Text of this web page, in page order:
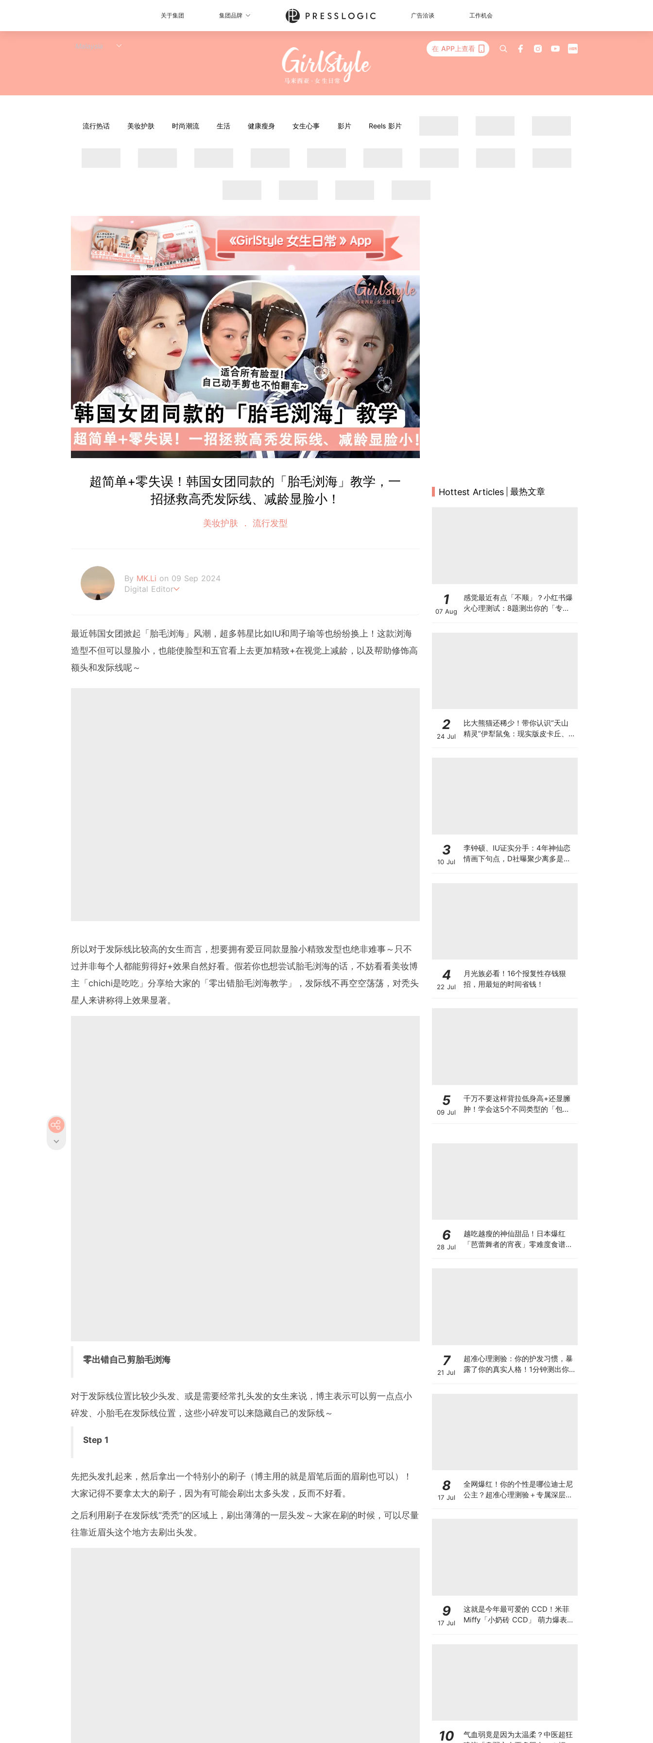
关于集团 集团品牌 广告洽谈 工作机会
在 APP上查看
流行热话 美妆护肤 时尚潮流 生活 健康瘦身 女生心事 影片 Reels 影片
超简单+零失误！韩国女团同款的「胎毛浏海」教学，一
招拯救高秃发际线、减龄显脸小！
美妆护肤 流行发型
By MK.Li on 09 Sep 2024
Digital Editor
力和影响力。为GirlStyle MY 读者带来全面且优质的内容体验，让她们能够获取到
最近韩国女团掀起「胎毛浏海」风潮，超多韩星比如IU和周子瑜等也纷纷换上！这款浏海
造型不但可以显脸小，也能使脸型和五官看上去更加精致+在视觉上减龄，以及帮助修饰高
额头和发际线呢～
所以对于发际线比较高的女生而言，想要拥有爱豆同款显脸小精致发型也绝非难事～只不
过并非每个人都能剪得好+效果自然好看。假若你也想尝试胎毛浏海的话，不妨看看美妆博
主「 chichi是吃吃」分享给大家的「零出错胎毛浏海教学」，发际线不再空空荡荡，对秃头
星人来讲称得上效果显著。
零出错自己剪胎毛浏海
对于发际线位置比较少头发、或是需要经常扎头发的女生来说，博主表示可以剪一点点小
碎发、小胎毛在发际线位置，这些小碎发可以来隐藏自己的发际线～
Step 1
先把头发扎起来，然后拿出一个特别小的刷子（博主用的就是眉笔后面的眉刷也可以）！
大家记得不要拿太大的刷子，因为有可能会刷出太多头发，反而不好看。
之后利用刷子在发际线“秃秃”的区域上，刷出薄薄的一层头发～大家在刷的时候，可以尽量
往靠近眉头这个地方去刷出头发。
Hottest Articles 最热文章
1
07 Aug
感觉最近有点「不顺」？小红书爆
火心理测试：8题测出你的「专属
2
24 Jul
比大熊猫还稀少！带你认识“天山
精灵”伊犁鼠兔：现实版皮卡丘、
3
10 Jul
李钟硕、IU证实分手：4年神仙恋
情画下句点，D社曝聚少离多是主
4
22 Jul
月光族必看！16个报复性存钱狠
招，用最短的时间省钱！
5
09 Jul
千万不要这样背拉低身高+还显臃
肿！学会这5个不同类型的「包包
6
28 Jul
越吃越瘦的神仙甜品！日本爆红
「芭蕾舞者的宵夜」零难度食谱，
7
21 Jul
超准心理测验：你的护发习惯，暴
露了你的真实人格！1分钟测出你
8
17 Jul
全网爆红！你的个性是哪位迪士尼
公主？超准心理测验＋专属深层保
9
17 Jul
这就是今年最可爱的 CCD！米菲
Miffy「小奶砖 CCD」 萌力爆表，
10
气血弱竟是因为太温柔？中医超狂